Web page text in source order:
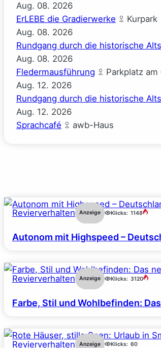
Aug. 08. 2026
ErLEBE die Gradierwerke
Kurpark
Aug. 08. 2026
Rundgang durch die historische
Aug. 08. 2026
Fledermausführung
Parkplatz am
Aug. 12. 2026
Rundgang durch die historische
Aug. 12. 2026
Sprachcafé
awb-Haus
Revierverhalten Anzeige Klicks: 1148
Autonom mit Highspeed –
Revierverhalten Anzeige Klicks: 3120
Farbe, Stil und Wohlbefinden:
Revierverhalten Anzeige Klicks: 60